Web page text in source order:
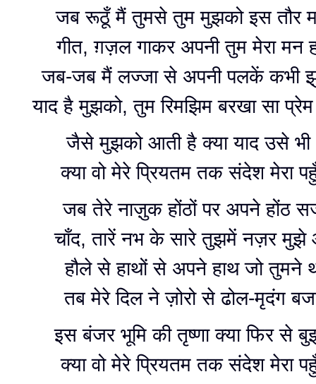
जब रूठूँ मैं तुमसे तुम मुझको इस तौर
गीत, ग़ज़ल गाकर अपनी तुम मेरा मन
जब-जब मैं लज्जा से अपनी पलकें कभी
याद है मुझको, तुम रिमझिम बरखा सा
जैसे मुझको आती है क्या याद उसे भी
क्या वो मेरे प्रियतम तक संदेश मेरा
जब तेरे नाज़ुक होंठों पर अपने होंठ
चाँद, तारें नभ के सारे तुझमें नज़र
हौले से हाथों से अपने हाथ जो तुमने
तब मेरे दिल ने ज़ोरो से ढोल-मृदंग
इस बंजर भूमि की तृष्णा क्या फिर से
क्या वो मेरे प्रियतम तक संदेश मेरा